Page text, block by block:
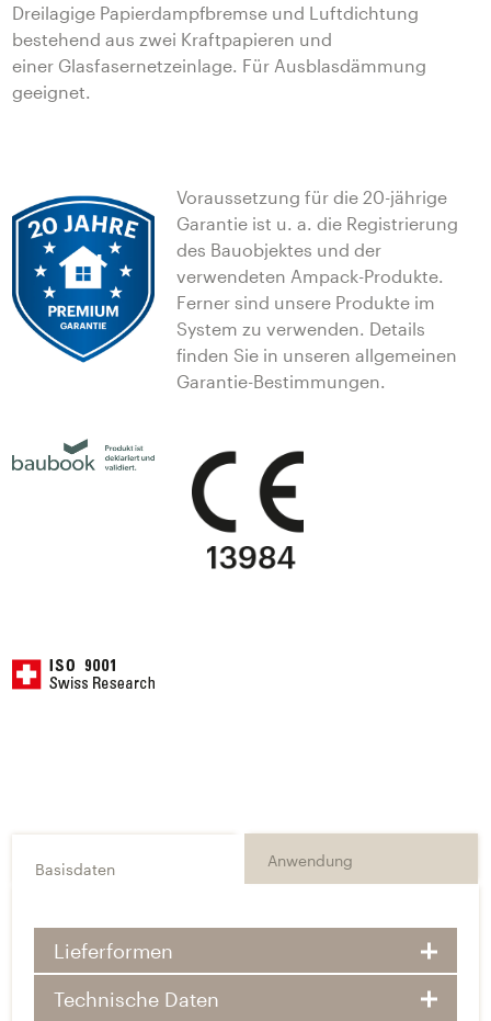
Dreilagige Papierdampfbremse und Luftdichtung
bestehend aus zwei Kraftpapieren und
einer Glasfasernetzeinlage. Für Ausblasdämmung
geeignet.
Voraussetzung für die 20-jährige
Garantie ist u. a. die Registrierung
des Bauobjektes und der
verwendeten Ampack-Produkte.
Ferner sind unsere Produkte im
System zu verwenden. Details
finden Sie in unseren allgemeinen
Garantie-Bestimmungen.
Basisdaten Anwendung
Lieferformen
Technische Daten